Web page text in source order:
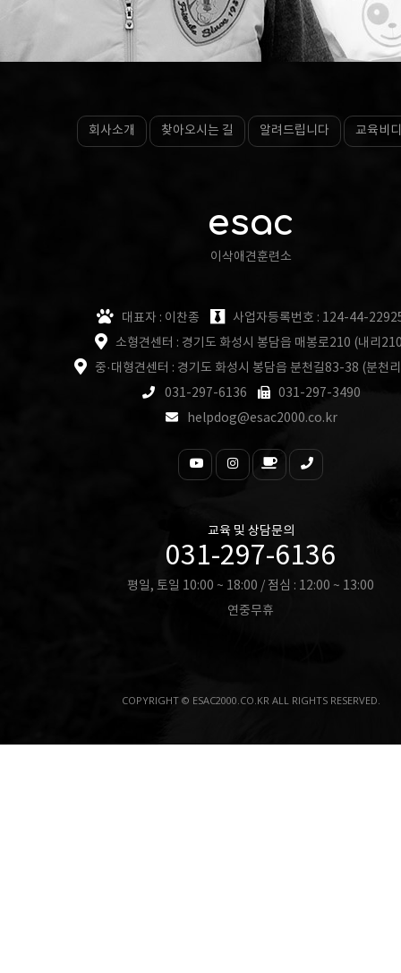
회사소개 찾아오시는 길 알려드립니다 교육비
esac
이삭애견훈련소
대표자 : 이찬종
사업자등록번호 : 124-44-
소형견센터 : 경기도 화성시 봉담읍 매봉로210 (내리
중·대형견센터 : 경기도 화성시 봉담읍 분천길83-38 (분천
031-297-6136
031-297-3490
helpdog@esac2000.co.kr
교육 및 상담문의
031-297-6136
평일, 토일 10:00 ~ 18:00 / 점심 : 12:00 ~ 13:00
연중무휴
COPYRIGHT © ESAC2000.CO.KR ALL RIGHTS RESERVED.